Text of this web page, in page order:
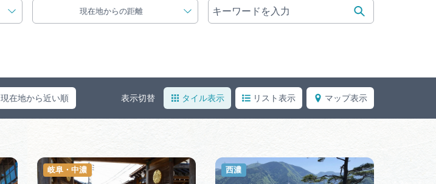
岐阜県観光データベース
運営組織 広告掲載 サイトポリシー
現在地からの距離
現在地から近い順 表示切替 タイル表示 リスト表示 マップ表示
岐阜・中濃 西濃